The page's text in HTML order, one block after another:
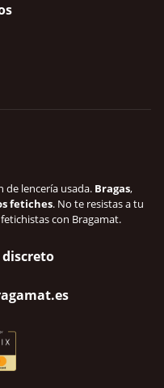
de lencería usada. Bragas,
fetiches. No te resistas a tu
con Bragamat.